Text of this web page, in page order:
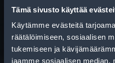
Tämä sivusto käyttää
Käytämme evästeitä
räätälöimiseen, sosiaalisen
tukemiseen ja
jaamme sosiaalisen median,
Tavallisen ihmisen tietoa
niiden